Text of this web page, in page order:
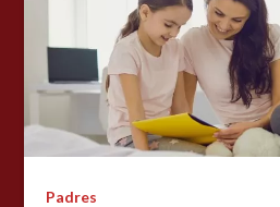
Padres